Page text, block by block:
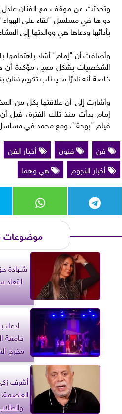
وتحدثت عن موقف مع الفنان عادل
دورها في مسلسل "لقاء على
بأدائها ودعاها هي ووالدتها إلى
وأضافت أن "إمام" أشاد باهتمامها
الشخصيات بشكل مميز، مؤكدة أن
خاصة أنه نادرًا ما يطلب تكريم فنان
وأشارت إلى أن علاقتها بكل من
إمام بدأت منذ تلك الفترة، قبل
فيلم "بوحة"، ومع محمد في
فن
فنون أخبار الفن
أخبار النجوم
هي وهما
موضوعات
شهادة
جامعة
مخرج
أشرف